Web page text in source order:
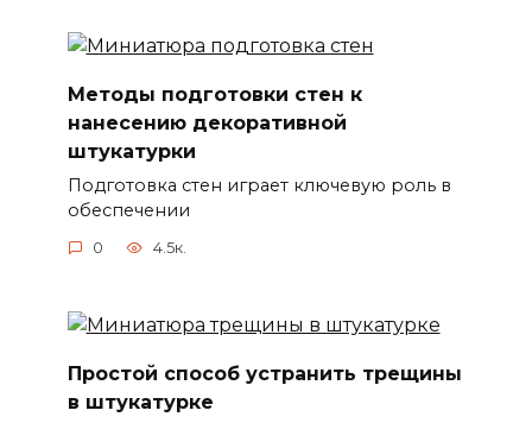
Методы подготовки стен к
нанесению декоративной
штукатурки
Подготовка стен играет ключевую роль в
обеспечении
0 4.5к.
Простой способ устранить трещины
в штукатурке